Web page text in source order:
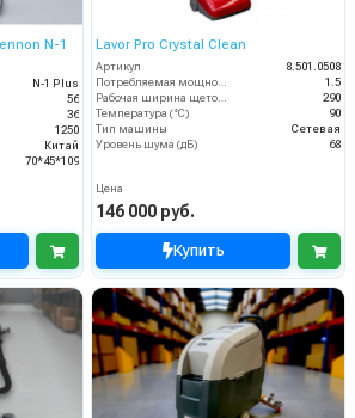
N-1
N-1 Plus
56
36
1250
Китай
70*45*109
Lavor Pro Crystal Clean
Артикул
8.501.0508
Потребляемая мощность (кВт)
1.5
Рабочая ширина щеток (мм)
290
Температура (°C)
90
Тип машины
Сетевая
Уровень шума (дБ)
68
Цена
146 000 руб.
Купить